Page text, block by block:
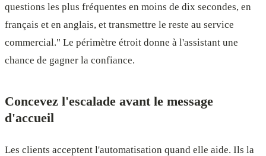
questions les plus fréquentes en moins de dix secondes, en
français et en anglais, et transmettre le reste au service
commercial." Le périmètre étroit donne à l'assistant une
chance de gagner la confiance.
Concevez l'escalade avant le message
d'accueil
Les clients acceptent l'automatisation quand elle aide. Ils la